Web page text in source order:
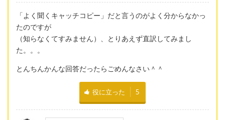
「よく聞くキャッチコピー」だと言うのがよく分からなかっ
たのですが
（知らなくてすみません）、とりあえず直訳してみまし
た。。。
とんちんかんな回答だったらごめんなさい＾＾
役に立った 5